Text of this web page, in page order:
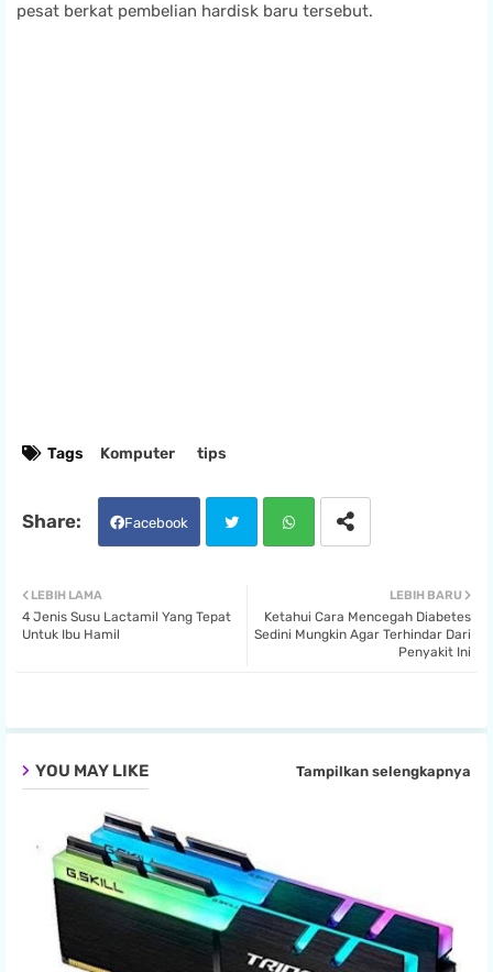
pesat berkat pembelian hardisk baru tersebut.
Tags Komputer tips
Facebook
ter tsa
LEBIH BARU
Ketahui Cara Mencegah Diabetes
Sedini Mungkin Agar Terhindar Dari
Penyakit Ini
LEBIH LAMA
4 Jenis Susu Lactamil Yang Tepat
Untuk Ibu Hamil
YOU MAY LIKE Tampilkan selengkapnya